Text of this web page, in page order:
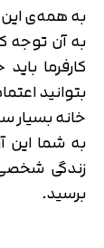
به همه‌ی این
به آن توجه
کارفرما
بتوانید
خانه بسیار
به شما این
زندگی شخصی
برسید.